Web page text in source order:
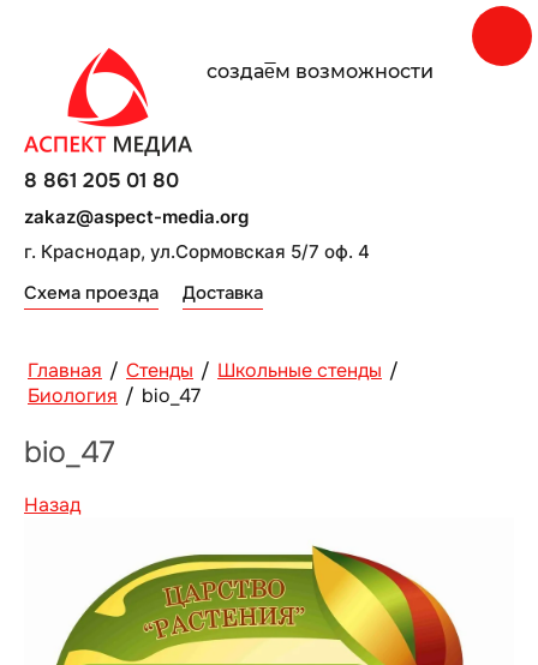
создаe̅м возможности
г. Краснодар, ул.Сормовская 5/7 оф. 4
Схема проезда Доставка
8 861 205 01 80
zakaz@aspect-media.org
Главная / Стенды / Школьные стенды /
Биология / bio_47
bio_47
Назад